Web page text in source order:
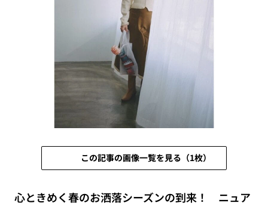
この記事の画像一覧を見る（1枚）
心ときめく春のお洒落シーズンの到来！ ニュア